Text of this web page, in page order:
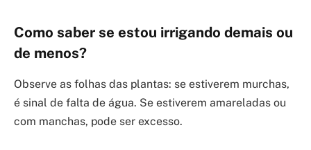
Como saber se estou irrigando demais ou
de menos?
Observe as folhas das plantas: se estiverem murchas,
é sinal de falta de água. Se estiverem amareladas ou
com manchas, pode ser excesso.